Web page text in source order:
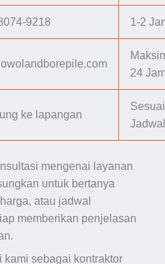
9218 1-2
24
ke lapangan
Sesuai
Jadwal
mengenai layanan
untuk bertanya
atau jadwal
memberikan penjelasan
kami sebagai kontraktor